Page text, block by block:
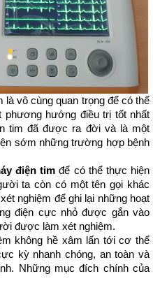
vô cùng quan trọng để có thể
phương hướng điều trị tốt nhất
tim đã được ra đời và là một
sớm những trường hợp bệnh
điện tim để có thể thực hiện
ta còn có một tên gọi khác
nghiệm để ghi lại những hoạt
điện cực nhỏ được gắn vào
được làm xét nghiệm.
không hề xâm lấn tới cơ thể
kỳ nhanh chóng, an toàn và
Những mục đích chính của